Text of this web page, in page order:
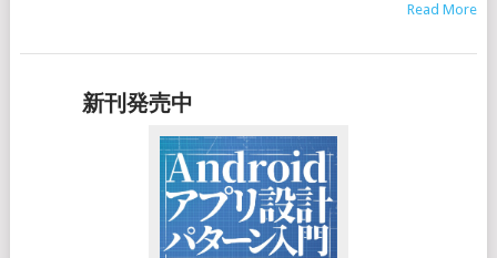
Read More
新刊発売中